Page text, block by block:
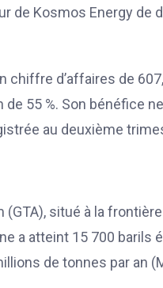
de Kosmos Energy
chiffre d’affaires de
55 %. Son bénéfice
au deuxième
situé à la
a atteint 15 700 barils
de tonnes par an